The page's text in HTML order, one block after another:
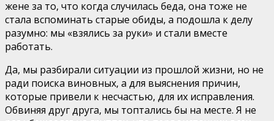
жене за то, что когда случилась беда, она тоже не
стала вспоминать старые обиды, а подошла к делу
разумно: мы «взялись за руки» и стали вместе
работать.
Да, мы разбирали ситуации из прошлой жизни, но не
ради поиска виновных, а для выяснения причин,
которые привели к несчастью, для их исправления.
Обвиняя друг друга, мы топтались бы на месте. Я не